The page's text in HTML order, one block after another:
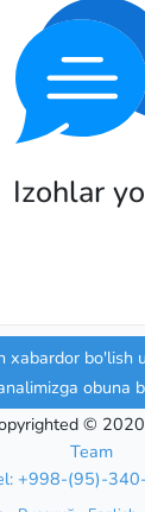
Izohlar
xabardor bo'lish
obuna
©
Team
+998-(95)-